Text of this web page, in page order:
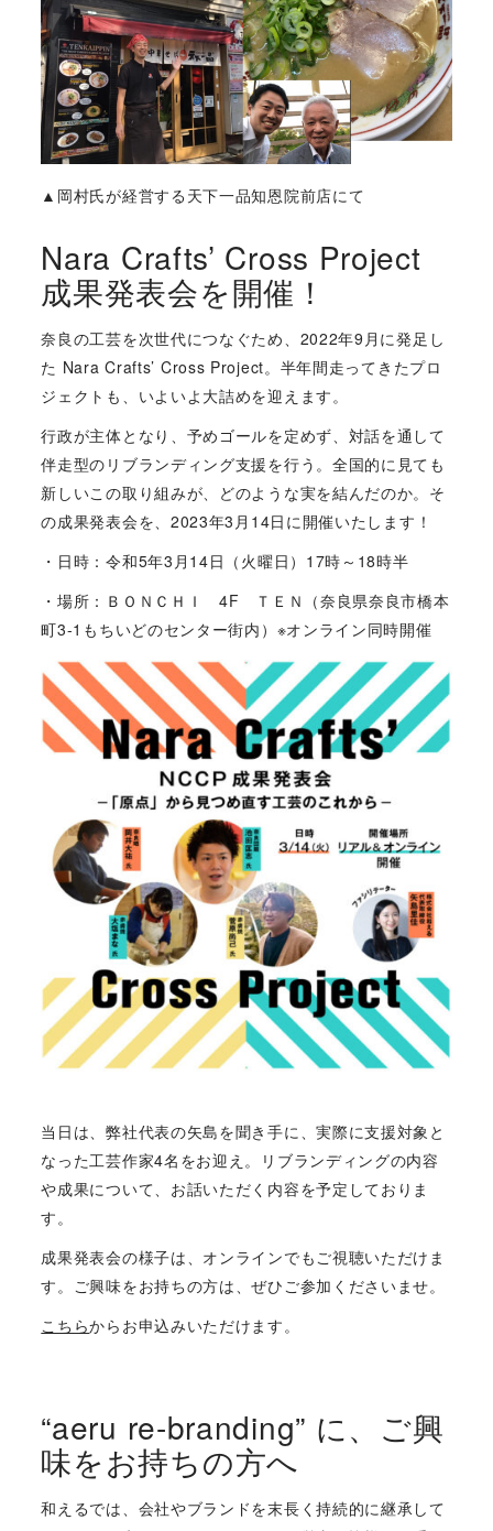
▲岡村氏が経営する天下一品知恩院前店にて
Nara Crafts’ Cross Project
成果発表会を開催！
奈良の工芸を次世代につなぐため、2022年9月に発足し
た Nara Crafts’ Cross Project。半年間走ってきたプロ
ジェクトも、いよいよ大詰めを迎えます。
行政が主体となり、予めゴールを定めず、対話を通して
伴走型のリブランディング支援を行う。全国的に見ても
新しいこの取り組みが、どのような実を結んだのか。そ
の成果発表会を、2023年3月14日に開催いたします！
・日時：​令和5年3月14日（火曜日）17時～18時半
・場所：ＢＯＮＣＨＩ 4F ＴＥＮ（奈良県奈良市橋本
町3-1もちいどのセンター街内）※オンライン同時開催
当日は、弊社代表の矢島を聞き手に、実際に支援対象と
なった工芸作家4名をお迎え。リブランディングの内容
や成果について、お話いただく内容を予定しておりま
す。
成果発表会の様子は、オンラインでもご視聴いただけま
す。ご興味をお持ちの方は、ぜひご参加くださいませ。
こちらからお申込みいただけます。
“aeru re-branding” に、ご興
味をお持ちの方へ
和えるでは、会社やブランドを末長く持続的に継承して